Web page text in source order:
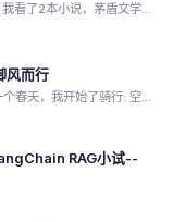
看了2本小说，茅盾文学...
风而行
春天，我开始了骑行: 空...
RAG小试--